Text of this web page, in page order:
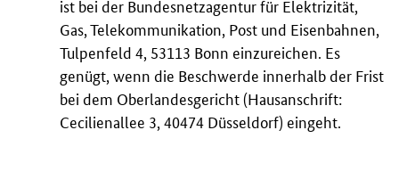
ist bei der Bundesnetzagentur für Elektrizität,
Gas, Telekommunikation, Post und Eisenbahnen,
Tulpenfeld 4, 53113 Bonn einzureichen. Es
genügt, wenn die Beschwerde innerhalb der Frist
bei dem Oberlandesgericht (Hausanschrift:
Cecilienallee 3, 40474 Düsseldorf) eingeht.